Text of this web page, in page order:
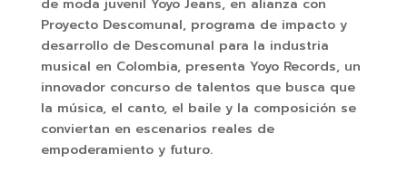
de moda juvenil Yoyo Jeans, en alianza con
Proyecto Descomunal, programa de impacto y
desarrollo de Descomunal para la industria
musical en Colombia, presenta Yoyo Records, un
innovador concurso de talentos que busca que
la música, el canto, el baile y la composición se
conviertan en escenarios reales de
empoderamiento y futuro.